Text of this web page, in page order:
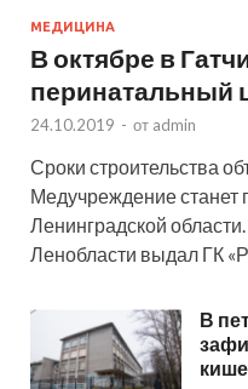
МЕДИЦИНА
В октябре в
перинатальный
24.10.2019 - от admin
Сроки строительства
Медучреждение
Ленинградской
Ленобласти выдал ГК
В